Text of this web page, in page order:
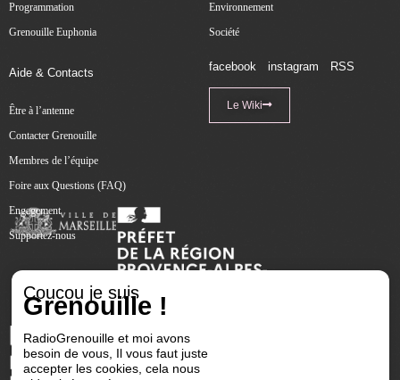
Programmation
Grenouille Euphonia
Environnement
Société
Aide & Contacts
Être à l’antenne
Contacter Grenouille
Membres de l’équipe
Foire aux Questions (FAQ)
Engagement
Supportez-nous
facebook instagram RSS
Le Wiki
Coucou je suis
Grenouille !
RadioGrenouille et moi avons
besoin de vous, Il vous faut juste
accepter les cookies, cela nous